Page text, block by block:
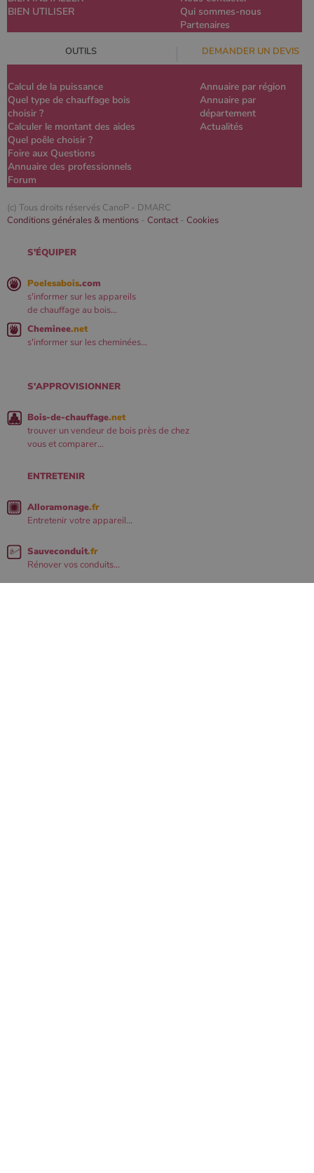
BIEN UTILISER
Qui sommes-nous
Partenaires
OUTILS DEMANDER UN DEVIS
Calcul de la puissance
Quel type de chauffage bois
choisir ?
Calculer le montant des aides
Quel poêle choisir ?
Foire aux Questions
Annuaire des professionnels
Forum
Annuaire par région
Annuaire par
département
Actualités
(c) Tous droits réservés CanoP - DMARC
Conditions générales & mentions - Contact- Cookies
S'ÉQUIPER
Poelesabois.com
s'informer sur les appareils
de chauffage au bois...
Cheminee.net
s'informer sur les cheminées...
S'APPROVISIONNER
Bois-de-chauffage.net
trouver un vendeur de bois près de chez
vous et comparer...
ENTRETENIR
Alloramonage.fr
Entretenir votre appareil...
Sauveconduit.fr
Rénover vos conduits...